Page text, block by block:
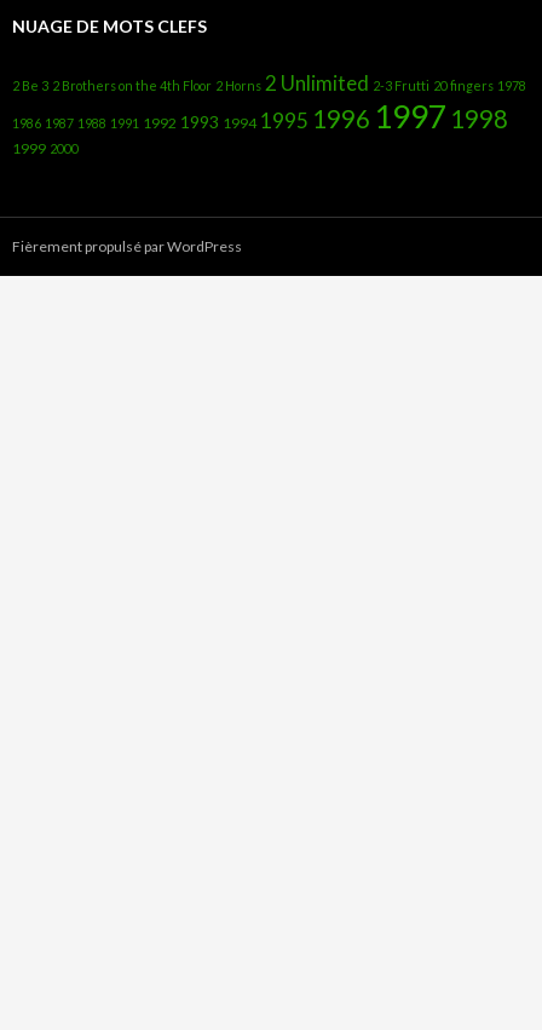
NUAGE DE MOTS CLEFS
2 Be 3 2 Brothers on the 4th Floor 2 Horns 2 Unlimited 2-3 Frutti 20 fingers 1978
1986 1987 1988 1991 1992 1993 1994 1995 1996 1997 1998
1999 2000
Fièrement propulsé par WordPress